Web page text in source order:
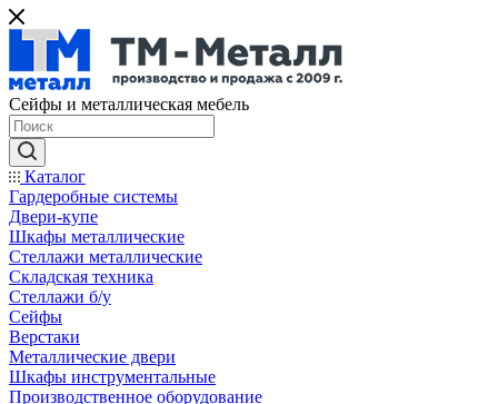
Сейфы и металлическая мебель
Каталог
Гардеробные системы
Двери-купе
Шкафы металлические
Стеллажи металлические
Складская техника
Стеллажи б/у
Сейфы
Верстаки
Металлические двери
Шкафы инструментальные
Производственное оборудование